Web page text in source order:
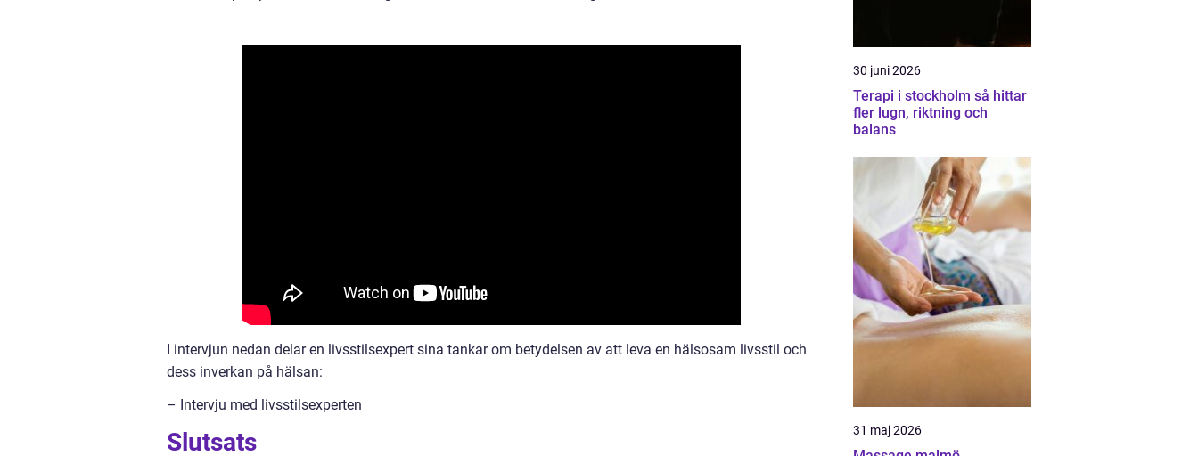
I intervjun nedan delar en livsstilsexpert sina tankar om betydelsen av att leva en hälsosam livsstil och
dess inverkan på hälsan:
– Intervju med livsstilsexperten
Slutsats
30 juni 2026
Terapi i stockholm så hittar
fler lugn, riktning och
balans
31 maj 2026